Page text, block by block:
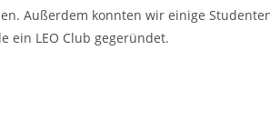
Außerdem konnten wir einige
ein LEO Club gegeründet.